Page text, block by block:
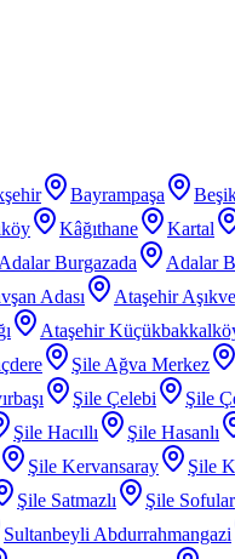
Bayrampaşa
Kâğıthane Kartal
Adalar Burgazada Adalar
Adası Ataşehir
Ataşehir
Şile Ağva Merkez
Şile Çelebi Şile
Şile Hacıllı Şile Hasanlı
Şile Kervansaray Şile
Şile Satmazlı Şile Sofular
Sultanbeyli Abdurrahmangazi